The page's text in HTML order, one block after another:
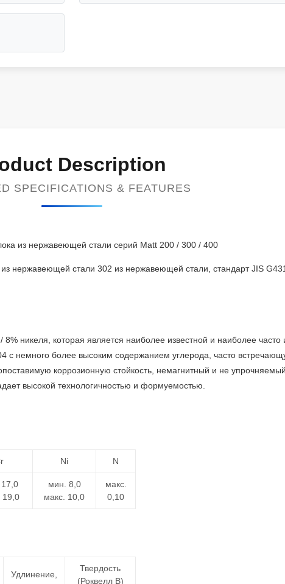
Description
SPECIFICATIONS & FEATURES
из нержавеющей стали серий Matt 200 / 300 / 400
нержавеющей стали 302 из нержавеющей стали, стандарт JIS
никеля, которая является наиболее известной и наиболее часто
немного более высоким содержанием углерода, часто
коррозионную стойкость, немагнитный и не
высокой технологичностью и формуемостью.
Ni N
19,0
мин. 8,0
макс. 10,0
макс.
0,10
Удлинение,
Твердость
(Роквелл B)